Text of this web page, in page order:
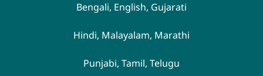
Bengali, English, Gujarati
Hindi, Malayalam, Marathi
Punjabi, Tamil, Telugu